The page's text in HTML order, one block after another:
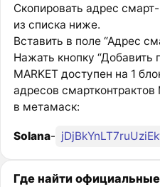
Скопировать адрес
из списка ниже.
Вставить в поле “Адрес
Нажать кнопку “Добавить
MARKET доступен на 1
адресов
в метамаск:
Solana-
Где найти